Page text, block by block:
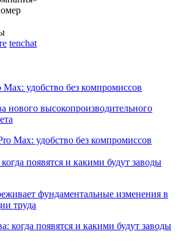
tenchat
удобство без компромиссов
нового высокопроизводительного
появятся и какими будут заводы
фундаментальные изменения в
труда